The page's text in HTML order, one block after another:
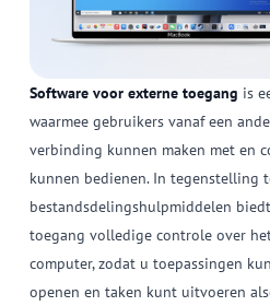
Software voor externe toegang is
waarmee gebruikers vanaf een
verbinding kunnen maken met en
kunnen bedienen. In tegenstelling
bestandsdelingshulpmiddelen
toegang volledige controle over
computer, zodat u toepassingen
openen en taken kunt uitvoeren